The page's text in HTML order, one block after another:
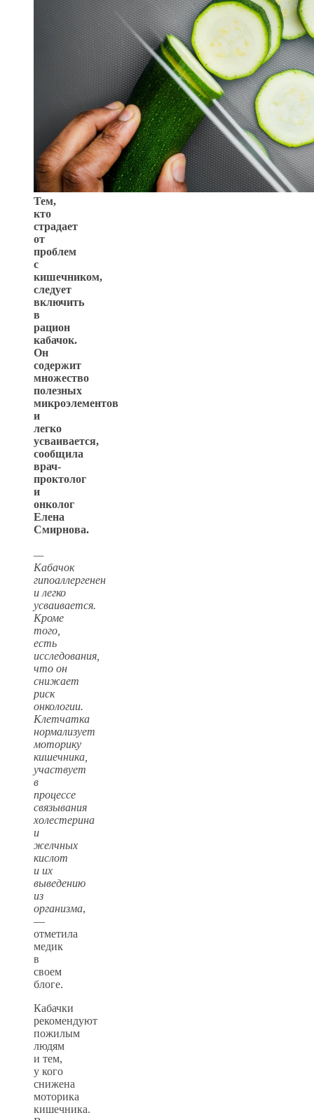
Тем,
кто
страдает
от
проблем
с
кишечником,
следует
включить
в
рацион
кабачок.
Он
содержит
множество
полезных
микроэлементов
и
легко
усваивается,
сообщила
врач-
проктолог
и
онколог
Елена
Смирнова.
—
Кабачок
гипоаллергенен
и легко
усваивается.
Кроме
того,
есть
исследования,
что он
снижает
риск
онкологии.
Клетчатка
нормализует
моторику
кишечника,
участвует
в
процессе
связывания
холестерина
и
желчных
кислот
и их
выведению
из
организма,
—
отметила
медик
в
своем
блоге.
Кабачки
рекомендуют
пожилым
людям
и тем,
у кого
снижена
моторика
кишечника.